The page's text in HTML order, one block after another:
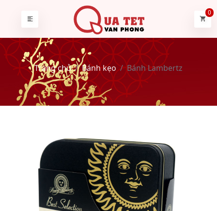
0
Trang chủ Bánh kẹo Bánh Lambertz